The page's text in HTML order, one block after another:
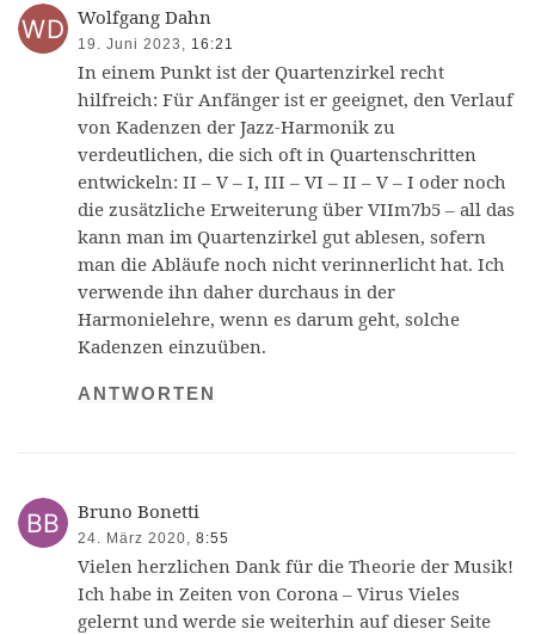
Wolfgang Dahn
19. Juni 2023, 16:21
In einem Punkt ist der Quartenzirkel recht
hilfreich: Für Anfänger ist er geeignet, den Verlauf
von Kadenzen der Jazz-Harmonik zu
verdeutlichen, die sich oft in Quartenschritten
entwickeln: II – V – I, III – VI – II – V – I oder noch
die zusätzliche Erweiterung über VIIm7b5 – all das
kann man im Quartenzirkel gut ablesen, sofern
man die Abläufe noch nicht verinnerlicht hat. Ich
verwende ihn daher durchaus in der
Harmonielehre, wenn es darum geht, solche
Kadenzen einzuüben.
ANTWORTEN
Bruno Bonetti
24. März 2020, 8:55
Vielen herzlichen Dank für die Theorie der Musik!
Ich habe in Zeiten von Corona – Virus Vieles
gelernt und werde sie weiterhin auf dieser Seite